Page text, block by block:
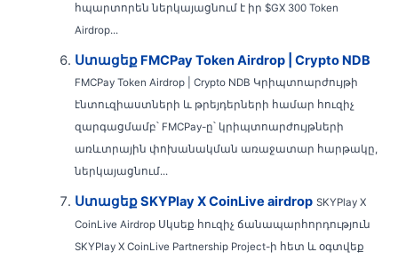
հպարտորեն ներկայացնում է իր $GX 300 Token
Airdrop...
Ստացեք FMCPay Token Airdrop | Crypto NDB
FMCPay Token Airdrop | Crypto NDB Կրիպտոարժույթի
էնտուզիաստների և թրեյդերների համար հուզիչ
զարգացմամբ՝ FMCPay-ը՝ կրիպտոարժույթների
առևտրային փոխանակման առաջատար հարթակը,
ներկայացնում...
Ստացեք SKYPlay X CoinLive airdrop SKYPlay X
CoinLive Airdrop Սկսեք հուզիչ ճանապարհորդություն
SKYPlay X CoinLive Partnership Project-ի հետ և օգտվեք